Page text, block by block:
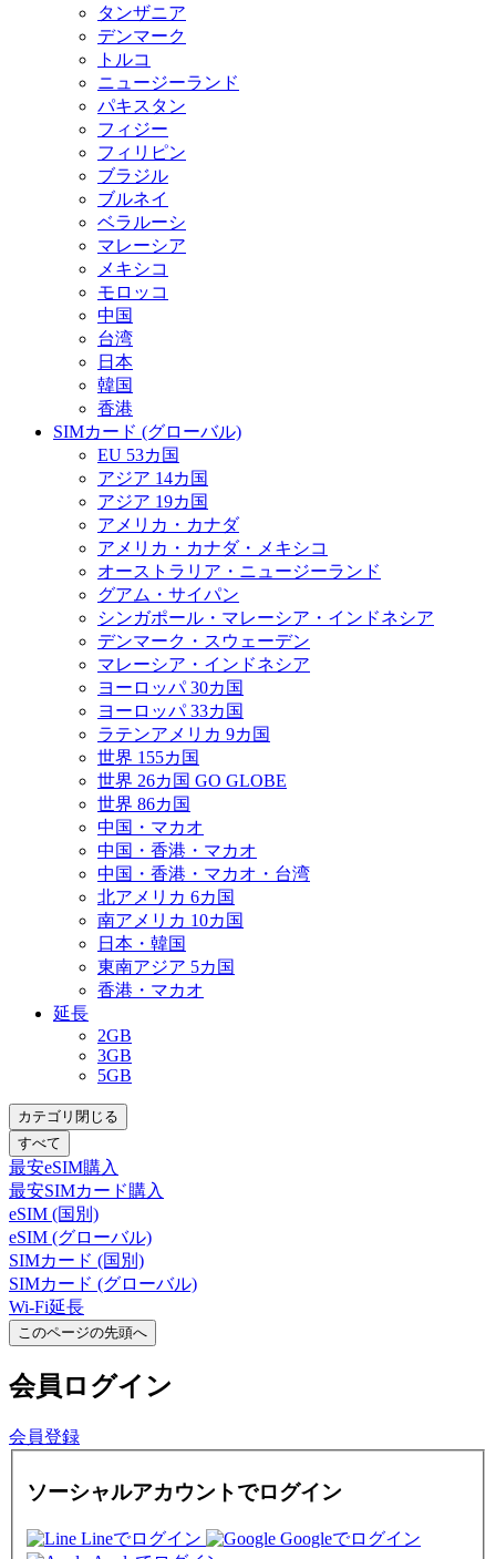
タンザニア
デンマーク
トルコ
ニュージーランド
パキスタン
フィジー
フィリピン
ブラジル
ブルネイ
ベラルーシ
マレーシア
メキシコ
モロッコ
中国
台湾
日本
韓国
香港
SIMカード (グローバル)
EU 53カ国
アジア 14カ国
アジア 19カ国
アメリカ・カナダ
アメリカ・カナダ・メキシコ
オーストラリア・ニュージーランド
グアム・サイパン
シンガポール・マレーシア・インドネシア
デンマーク・スウェーデン
マレーシア・インドネシア
ヨーロッパ 30カ国
ヨーロッパ 33カ国
ラテンアメリカ 9カ国
世界 155カ国
世界 26カ国 GO GLOBE
世界 86カ国
中国・マカオ
中国・香港・マカオ
中国・香港・マカオ・台湾
北アメリカ 6カ国
南アメリカ 10カ国
日本・韓国
東南アジア 5カ国
香港・マカオ
延長
2GB
3GB
5GB
カテゴリ閉じる
すべて
最安eSIM購入
最安SIMカード購入
eSIM (国別)
eSIM (グローバル)
SIMカード (国別)
SIMカード (グローバル)
Wi-Fi延長
このページの先頭へ
会員 ログイン
会員登録
ソーシャルアカウントでログイン
Lineでログイン
Googleでログイン